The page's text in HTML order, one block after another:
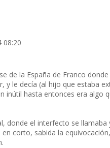
08:20
de la España de Franco
le decía (al hijo que estaba
inútil hasta entonces era algo
donde el interfecto se
corto, sabida la